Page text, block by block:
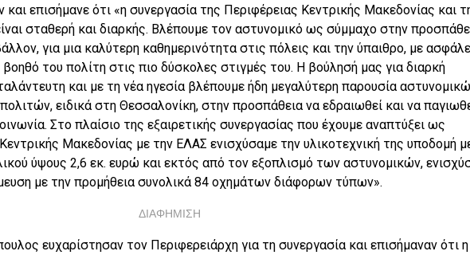
επισήμανε ότι «η συνεργασία της Περιφέρειας Κεντρικής Μακεδονίας και
σταθερή και διαρκής. Βλέπουμε τον αστυνομικό ως σύμμαχο στην
για μια καλύτερη καθημερινότητα στις πόλεις και την ύπαιθρο, με
του πολίτη στις πιο δύσκολες στιγμές του. Η βούλησή μας για διαρκή
και με τη νέα ηγεσία βλέπουμε ήδη μεγαλύτερη παρουσία
ειδικά στη Θεσσαλονίκη, στην προσπάθεια να εδραιωθεί και να
Στο πλαίσιο της εξαιρετικής συνεργασίας που έχουμε αναπτύξει ως
Μακεδονίας με την ΕΛΑΣ ενισχύσαμε την υλικοτεχνική της υποδομή
ύψους 2,6 εκ. ευρώ και εκτός από τον εξοπλισμό των αστυνομικών,
με την προμήθεια συνολικά 84 οχημάτων διάφορων τύπων».
ΔΙΑΦΗΜΙΣΗ
ευχαρίστησαν τον Περιφερειάρχη για τη συνεργασία και επισήμαναν ότι η